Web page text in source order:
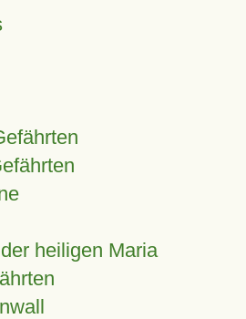
heiligen Maria